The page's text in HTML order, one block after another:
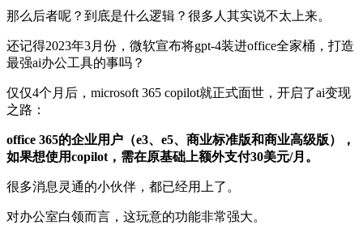
那么后者呢？到底是什么逻辑？很多人其实说不太上来。
还记得2023年3月份，微软宣布将gpt-4装进office全家桶，打造
最强ai办公工具的事吗？
仅仅4个月后，microsoft 365 copilot就正式面世，开启了ai变现
之路：
office 365的企业用户（e3、e5、商业标准版和商业高级版），
如果想使用copilot，需在原基础上额外支付30美元/月。
很多消息灵通的小伙伴，都已经用上了。
对办公室白领而言，这玩意的功能非常强大。